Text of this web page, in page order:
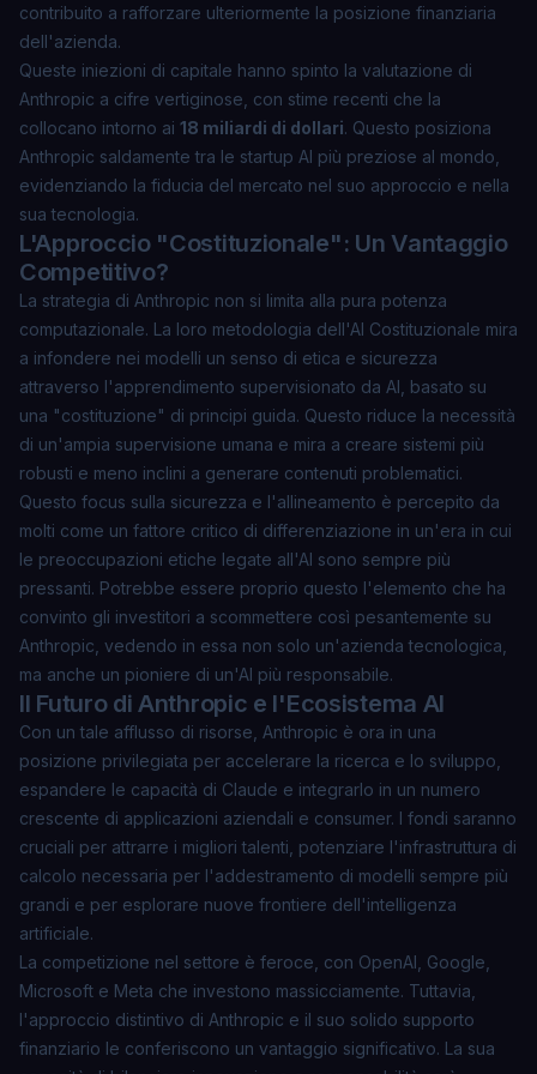
contribuito a rafforzare ulteriormente la posizione finanziaria
dell'azienda.
Queste iniezioni di capitale hanno spinto la valutazione di
Anthropic a cifre vertiginose, con stime recenti che la
collocano intorno ai 18 miliardi di dollari. Questo posiziona
Anthropic saldamente tra le startup AI più preziose al mondo,
evidenziando la fiducia del mercato nel suo approccio e nella
sua tecnologia.
L'Approccio "Costituzionale": Un Vantaggio
Competitivo?
La strategia di Anthropic non si limita alla pura potenza
computazionale. La loro metodologia dell'AI Costituzionale mira
a infondere nei modelli un senso di etica e sicurezza
attraverso l'apprendimento supervisionato da AI, basato su
una "costituzione" di principi guida. Questo riduce la necessità
di un'ampia supervisione umana e mira a creare sistemi più
robusti e meno inclini a generare contenuti problematici.
Questo focus sulla sicurezza e l'allineamento è percepito da
molti come un fattore critico di differenziazione in un'era in cui
le preoccupazioni etiche legate all'AI sono sempre più
pressanti. Potrebbe essere proprio questo l'elemento che ha
convinto gli investitori a scommettere così pesantemente su
Anthropic, vedendo in essa non solo un'azienda tecnologica,
ma anche un pioniere di un'AI più responsabile.
Il Futuro di Anthropic e l'Ecosistema AI
Con un tale afflusso di risorse, Anthropic è ora in una
posizione privilegiata per accelerare la ricerca e lo sviluppo,
espandere le capacità di Claude e integrarlo in un numero
crescente di applicazioni aziendali e consumer. I fondi saranno
cruciali per attrarre i migliori talenti, potenziare l'infrastruttura di
calcolo necessaria per l'addestramento di modelli sempre più
grandi e per esplorare nuove frontiere dell'intelligenza
artificiale.
La competizione nel settore è feroce, con OpenAI, Google,
Microsoft e Meta che investono massicciamente. Tuttavia,
l'approccio distintivo di Anthropic e il suo solido supporto
finanziario le conferiscono un vantaggio significativo. La sua